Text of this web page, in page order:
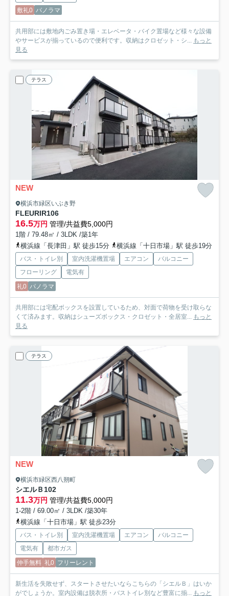
敷礼0 パノラマ
共用部には敷地内ごみ置き場・エレベータ・バイク置場など様々な設備
やサービスが揃っているので便利です。収納はクロゼット・シ...
もっと
見る
テラス
NEW
横浜市緑区いぶき野
FLEURIR106
16.5万円 管理/共益費5,000円
1階 / 79.48㎡ / 3LDK /築1年
横浜線「長津田」駅 徒歩15分
横浜線「十日市場」駅 徒歩19分
バス・トイレ別 室内洗濯機置場 エアコン
バルコニー
フローリング
電気有
礼0 パノラマ
共用部には宅配ボックスを設置しているため、対面で荷物を受け取らな
くて済みます。収納はシューズボックス・クロゼット・全居室...
もっと
見る
テラス
NEW
横浜市緑区西八朔町
シエルＢ 102
11.3万円 管理/共益費5,000円
1-2階 / 69.00㎡ / 3LDK /築30年
横浜線「十日市場」駅 徒歩23分
バス・トイレ別 室内洗濯機置場 エアコン
バルコニー
電気有
都市ガス
仲手無料 礼0 フリーレント
新生活を失敗せず、スタートさせたいならこちらの「シエルＢ」はいか
がでしょうか。室内設備は脱衣所・バストイレ別など豊富に揃...
もっと